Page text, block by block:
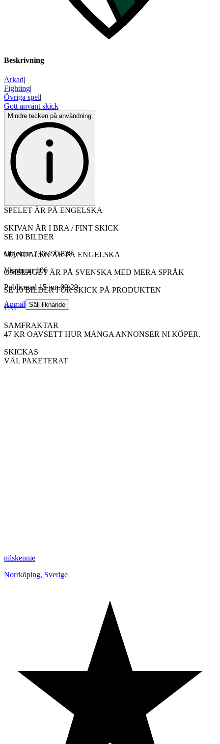
Beskrivning
Arkad|
Fighting|
Övriga spel|
Gott använt skick
Mindre tecken på användning
SPELET ÄR PÅ ENGELSKA
SKIVAN ÄR I BRA / FINT SKICK
SE 10 BILDER
MANUALEN ÄR PÅ ENGELSKA
OMSLAGET ÄR PÅ SVENSKA MED MERA SPRÅK
SE 10 BILDER FÖR SKICK PÅ PRODUKTEN
PAL
SAMFRAKTAR
47 KR OAVSETT HUR MÅNGA ANNONSER NI KÖPER.
SKICKAS
VÄL PAKETERAT
Objektnr 736 490 838
Visningar 106
Publicerad 15 jun 09:29
Anmäl Sälj liknande
nilskennie
Norrköping, Sverige